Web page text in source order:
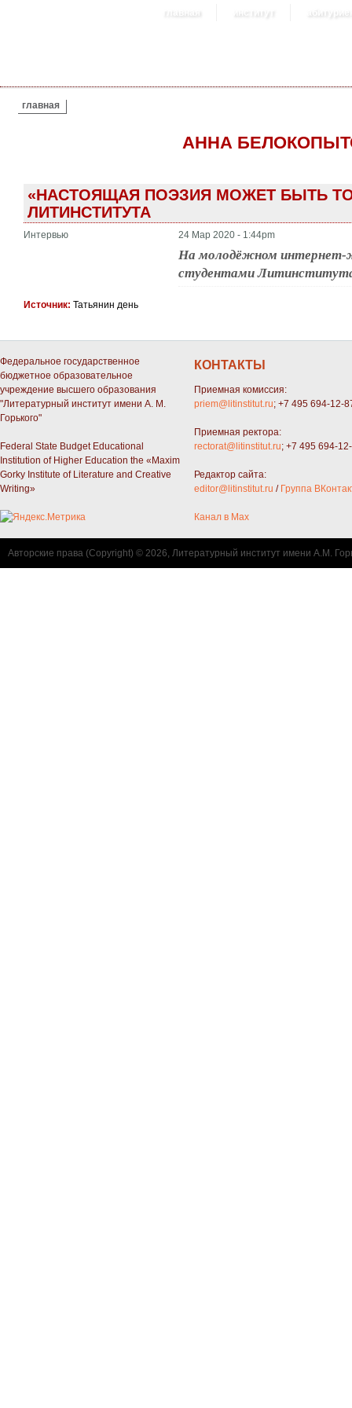
главная институт
ВЫ ЗДЕСЬ
главная
АННА
«НАСТОЯЩАЯ ПОЭЗИЯ МОЖЕТ БЫТЬ
ЛИТИНСТИТУТА
Интервью 24 Мар 2020 - 1:44pm
На молодёжном интернет-
студентами
Источник: Татьянин день
Федеральное государственное
бюджетное образовательное
учреждение высшего образования
"Литературный институт имени А. М.
Горького"
Federal State Budget Educational
Institution of Higher Education the «Maxim
Gorky Institute of Literature and Creative
Writing»
КОНТАКТЫ
Приемная комиссия:
priem@litinstitut.ru; +7 495 694-12-
Приемная ректора:
rectorat@litinstitut.ru; +7 495 694-
Редактор сайта:
editor@litinstitut.ru / Группа
Канал в Max
Авторские права (Copyright) © 2026, Литературный институт имени А.М.